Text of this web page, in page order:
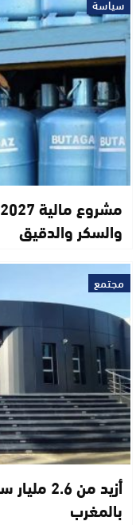
سياسة
والسكر والدقيق
مجتمع
بالمغرب